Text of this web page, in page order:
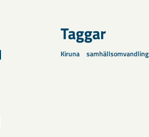
Taggar
Kiruna samhällsomvandling